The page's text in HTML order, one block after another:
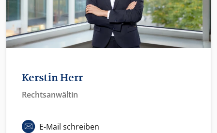
Kerstin Herr
Rechtsanwältin
E-Mail schreiben